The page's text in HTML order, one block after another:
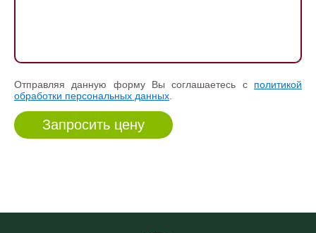
Отправляя данную форму Вы соглашаетесь с политикой
обработки персональных данных